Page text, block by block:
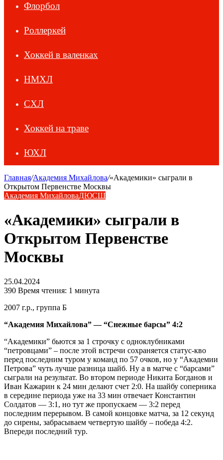
Флорбол
Роллеркей
Хоккей в валенках
НМХЛ
СХЛ
Хоккей на траве
ЮХЛ
Главная/Академия Михайлова/«Академики» сыграли в
Открытом Первенстве Москвы
Академия МихайловаДЮСШ
«Академики» сыграли в
Открытом Первенстве
Москвы
25.04.2024
390 Время чтения: 1 минута
2007 г.р., группа Б
“Академия Михайлова” — “Снежные барсы” 4:2
“Академики” бьются за 1 строчку с одноклубниками
“петровцами” – после этой встречи сохраняется статус-кво
перед последним туром у команд по 57 очков, но у “Академии
Петрова” чуть лучше разница шайб. Ну а в матче с “барсами”
сыграли на результат. Во втором периоде Никита Богданов и
Иван Кажарин к 24 мин делают счет 2:0. На шайбу соперника
в середине периода уже на 33 мин отвечает Константин
Солдатов — 3:1, но тут же пропускаем — 3:2 перед
последним перерывом. В самой концовке матча, за 12 секунд
до сирены, забрасываем четвертую шайбу – победа 4:2.
Впереди последний тур.